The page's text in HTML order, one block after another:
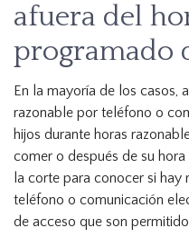
afuera del
programado
En la mayoría de los casos,
razonable por teléfono o
hijos durante horas
comer o después de su
la corte para conocer si
teléfono o comunicación
de acceso que son